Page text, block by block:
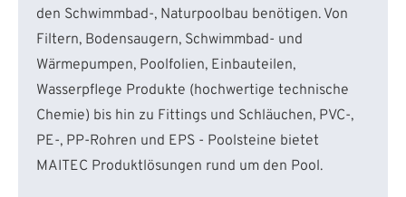
den Schwimmbad-, Naturpoolbau benötigen. Von
Filtern, Bodensaugern, Schwimmbad- und
Wärmepumpen, Poolfolien, Einbauteilen,
Wasserpflege Produkte (hochwertige technische
Chemie) bis hin zu Fittings und Schläuchen, PVC-,
PE-, PP-Rohren und EPS - Poolsteine bietet
MAITEC Produktlösungen rund um den Pool.